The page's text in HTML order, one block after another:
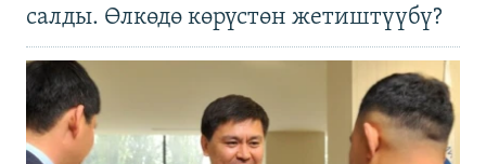
салды. Өлкөдө көрүстөн жетиштүүбү?